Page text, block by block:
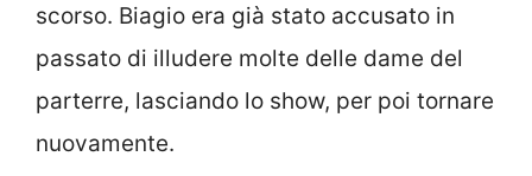
scorso. Biagio era già stato accusato in
passato di illudere molte delle dame del
parterre, lasciando lo show, per poi tornare
nuovamente.